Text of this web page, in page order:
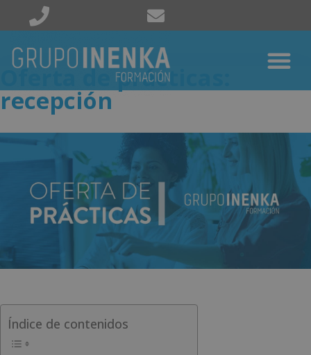
Oferta de prácticas:
recepción
Índice de contenidos